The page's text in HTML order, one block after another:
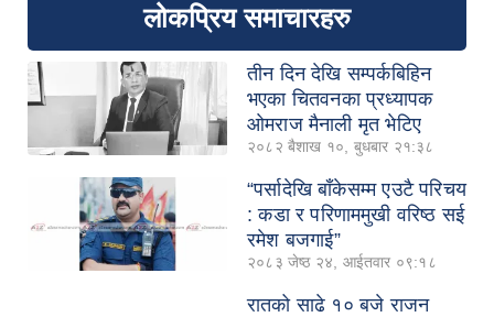
लोकप्रिय समाचारहरु
तीन दिन देखि सम्पर्कबिहिन
भएका चितवनका प्रध्यापक
ओमराज मैनाली मृत भेटिए
२०८२ बैशाख १०, बुधबार २१:३८
“पर्सादेखि बाँकेसम्म एउटै परिचय
: कडा र परिणाममुखी वरिष्ठ सई
रमेश बजगाई”
२०८३ जेष्ठ २४, आईतवार ०९:१८
रातको साढे १० बजे राजन